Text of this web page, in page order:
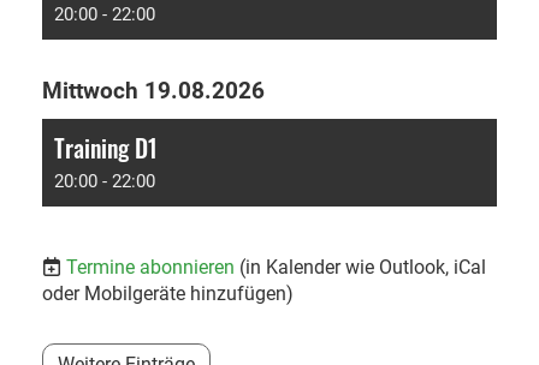
20:00 - 22:00
Mittwoch 19.08.2026
Training D1
20:00 - 22:00
Termine abonnieren (in Kalender wie Outlook, iCal
oder Mobilgeräte hinzufügen)